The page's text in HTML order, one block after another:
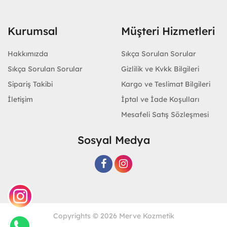
Kurumsal
Hakkımızda
Sıkça Sorulan Sorular
Sipariş Takibi
İletişim
Müşteri Hizmetleri
Sıkça Sorulan Sorular
Gizlilik ve Kvkk Bilgileri
Kargo ve Teslimat Bilgileri
İptal ve İade Koşulları
Mesafeli Satış Sözleşmesi
Sosyal Medya
Copyrights © 2026 Merve Kozmetik